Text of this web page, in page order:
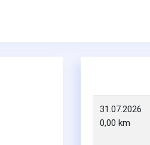
31.07.2026
0,00 km